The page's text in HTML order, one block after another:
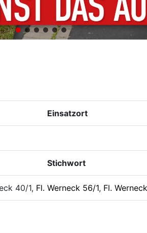
Einsatzort
Stichwort
40/1, Fl. Werneck 56/1, Fl.